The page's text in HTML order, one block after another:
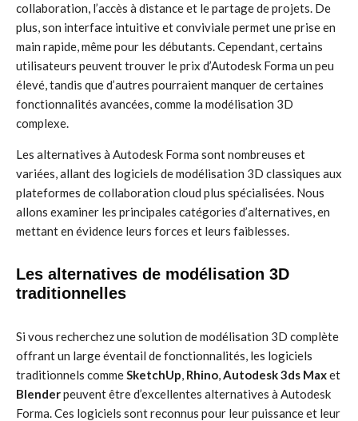
collaboration, l’accès à distance et le partage de projets. De
plus, son interface intuitive et conviviale permet une prise en
main rapide, même pour les débutants. Cependant, certains
utilisateurs peuvent trouver le prix d’Autodesk Forma un peu
élevé, tandis que d’autres pourraient manquer de certaines
fonctionnalités avancées, comme la modélisation 3D
complexe.
Les alternatives à Autodesk Forma sont nombreuses et
variées, allant des logiciels de modélisation 3D classiques aux
plateformes de collaboration cloud plus spécialisées. Nous
allons examiner les principales catégories d’alternatives, en
mettant en évidence leurs forces et leurs faiblesses.
Les alternatives de modélisation 3D
traditionnelles
Si vous recherchez une solution de modélisation 3D complète
offrant un large éventail de fonctionnalités, les logiciels
traditionnels commeSketchUp, Rhino,Autodesk 3ds Maxet
Blenderpeuvent être d’excellentes alternatives à Autodesk
Forma. Ces logiciels sont reconnus pour leur puissance et leur